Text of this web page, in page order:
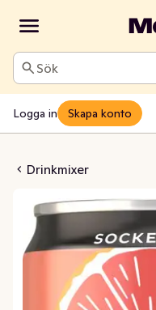
Sök
Logga in Skapa konto
Drinkmixer
Zero